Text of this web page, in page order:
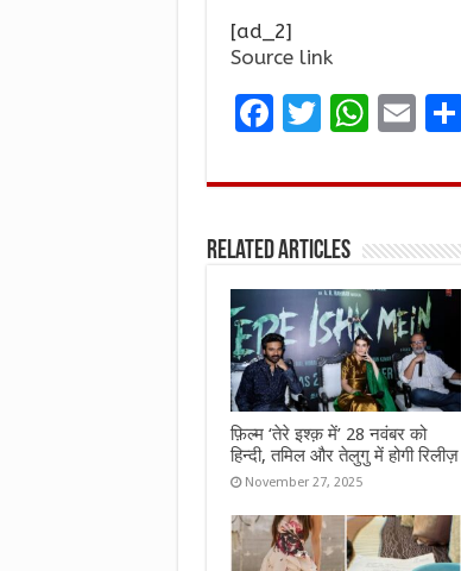
[ad_2]
Source link
F
ce
o
o
k
T
it
r
W
at
A
p
p
E
ai
Related Articles
फ़िल्म ‘तेरे इश्क़ में’ 28 नवंबर को
हिन्दी, तमिल और तेलुगु में होगी रिलीज़
November 27, 2025